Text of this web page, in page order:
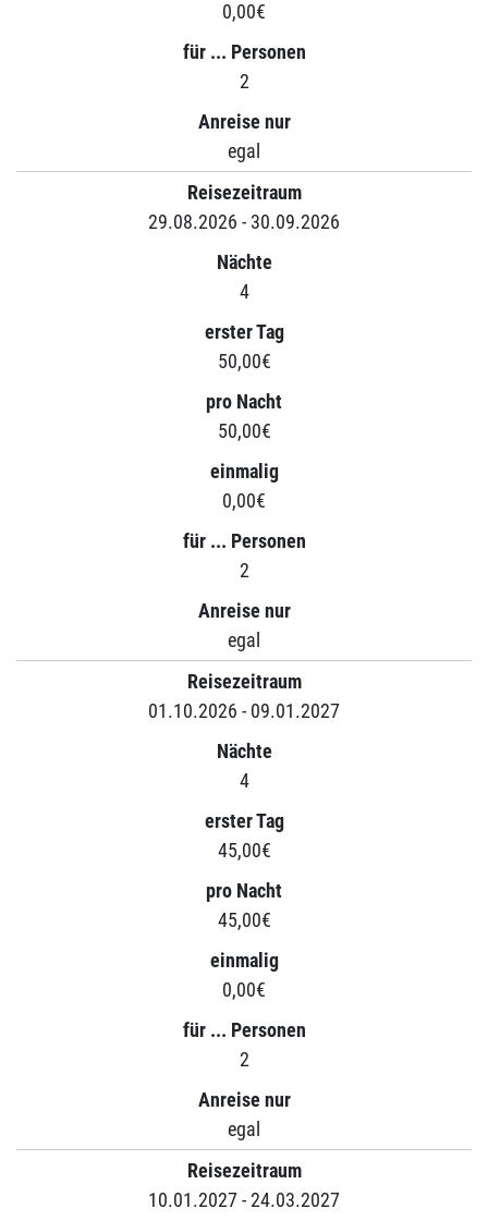
0,00€
für ... Personen
2
Anreise nur
egal
Reisezeitraum
29.08.2026 - 30.09.2026
Nächte
4
erster Tag
50,00€
pro Nacht
50,00€
einmalig
0,00€
für ... Personen
2
Anreise nur
egal
Reisezeitraum
01.10.2026 - 09.01.2027
Nächte
4
erster Tag
45,00€
pro Nacht
45,00€
einmalig
0,00€
für ... Personen
2
Anreise nur
egal
Reisezeitraum
10.01.2027 - 24.03.2027